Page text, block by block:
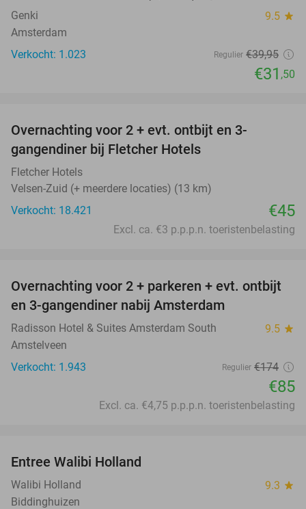
Genki 9.5 star
Amsterdam
Verkocht: 1.023
Regulier €39,95
€31 ,50
Overnachting voor 2 + evt. ontbijt en 3-
gangendiner bij Fletcher Hotels
Fletcher Hotels
Velsen-Zuid (+ meerdere locaties) (13 km)
Verkocht: 18.421
€45
Excl. ca. €3 p.p.p.n. toeristenbelasting
51%
Overnachting voor 2 + parkeren + evt. ontbijt
en 3-gangendiner nabij Amsterdam
Radisson Hotel & Suites Amsterdam South 9.5 star
Amstelveen
Verkocht: 1.943
Regulier €174
€85
Excl. ca. €4,75 p.p.p.n. toeristenbelasting
Entree Walibi Holland
Walibi Holland 9.3 star
Biddinghuizen